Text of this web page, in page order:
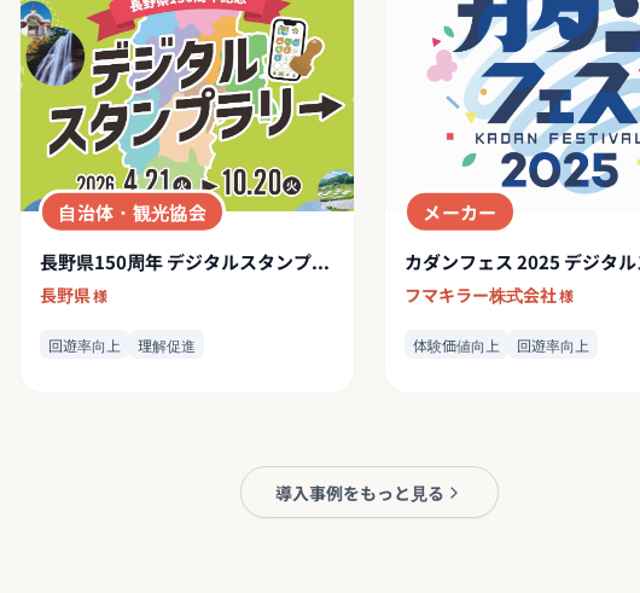
自治体・観光協会
長野県150周年 デジタルスタンプラリー
長野県様
回遊率向上 理解促進
メーカー
フマキラー株式会社様
体験価値向上 回遊率向上
導入事例をもっと見る